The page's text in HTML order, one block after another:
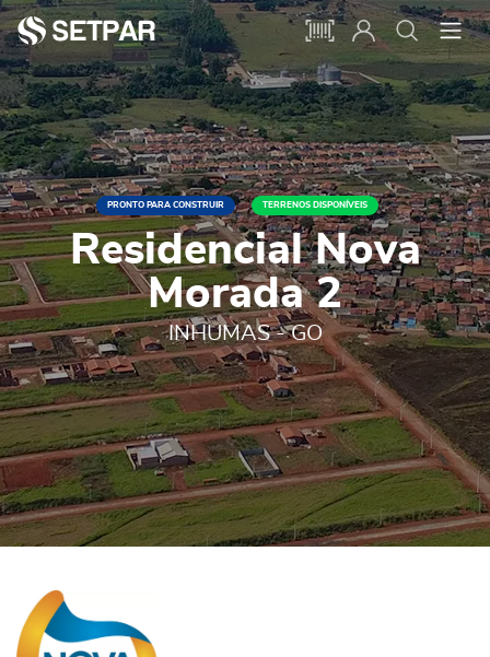
PRONTO PARA CONSTRUIR TERRENOS DISPONÍVEIS
Residencial Nova
Morada 2
INHUMAS - GO